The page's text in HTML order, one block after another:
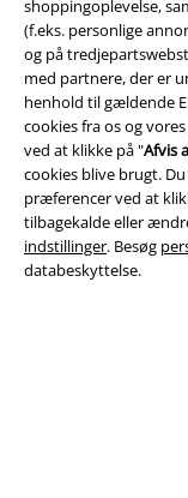
shoppingoplevelse,
(f.eks. personlige
og på
med partnere, der er
henhold til gældende
cookies fra os og
ved at klikke på "Afvis
cookies blive brugt.
præferencer ved at
tilbagekalde eller
indstillinger. Besøg
databeskyttelse.
Salgs-, medlems- &
Om EMP Danmark
Persondatapolitik
Bortskaffelse af